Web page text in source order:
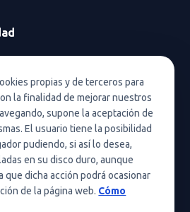
propias y de terceros para
la finalidad de mejorar nuestros
supone la aceptación de
El usuario tiene la posibilidad
pudiendo, si así lo desea,
en su disco duro, aunque
que dicha acción podrá ocasionar
de la página web. Cómo
sociales
contratación